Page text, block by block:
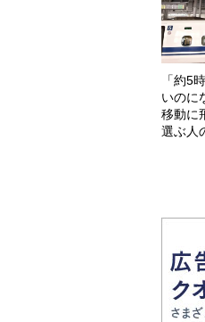
「約5
いのに
移動に
選ぶ人